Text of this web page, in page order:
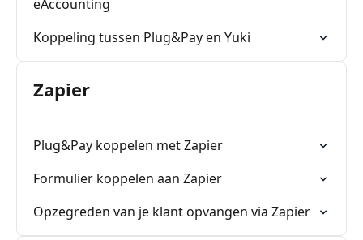
eAccounting
Koppeling tussen Plug&Pay en Yuki
Zapier
Plug&Pay koppelen met Zapier
Formulier koppelen aan Zapier
Opzegreden van je klant opvangen via Zapier